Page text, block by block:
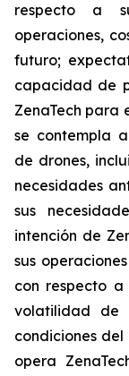
respecto a
operaciones,
futuro;
capacidad de
ZenaTech para
se contempla
de drones,
necesidades
sus
intención de
sus
con respecto a
volatilidad de
condiciones
opera